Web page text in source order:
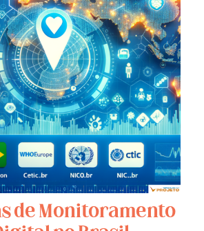
de Monitoramento